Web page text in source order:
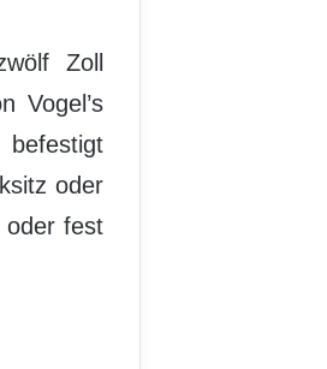
Zoll
Vogel’s
befestigt
oder
oder fest